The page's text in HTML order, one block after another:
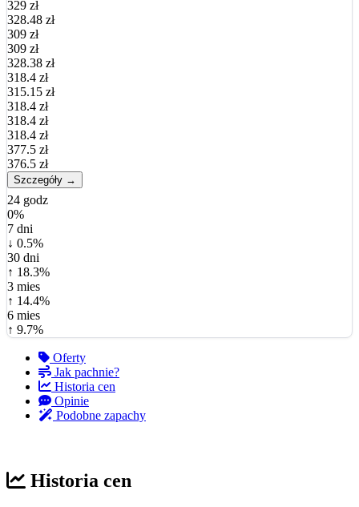
329 zł
328.48 zł
309 zł
309 zł
328.38 zł
318.4 zł
315.15 zł
318.4 zł
318.4 zł
318.4 zł
377.5 zł
376.5 zł
Szczegóły →
24 godz
0%
7 dni
↓ 0.5%
30 dni
↑ 18.3%
3 mies
↑ 14.4%
6 mies
↑ 9.7%
Oferty
Jak pachnie?
Historia cen
Opinie
Podobne zapachy
Historia cen